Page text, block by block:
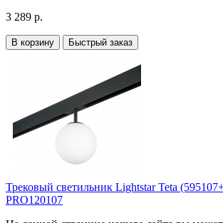
3 289 р.
В корзину Быстрый заказ
Трековый светильник Lightstar Teta
PRO120107